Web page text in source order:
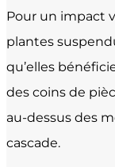
Pour un impact
plantes
qu’elles
des coins de
au-dessus des
cascade.